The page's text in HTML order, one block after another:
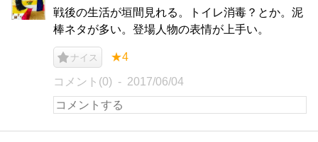
戦後の生活が垣間見れる。トイレ消毒？とか。泥
棒ネタが多い。登場人物の表情が上手い。
ナイス ★4
コメント(0) 2017/06/04